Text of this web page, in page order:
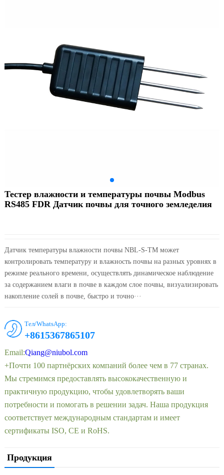
Тестер влажности и температуры почвы Modbus
RS485 FDR Датчик почвы для точного земледелия
Датчик температуры влажности почвы NBL-S-TM может
контролировать температуру и влажность почвы на разных уровнях в
режиме реального времени, осуществлять динамическое наблюдение
за содержанием влаги в почве в каждом слое почвы, визуализировать
накопление солей в почве, быстро и точно···
Тел/WhatsApp:
+8615367865107
Email:Qiang@niubol.com
+Почти 100 партнёрских компаний более чем в 77 странах.
Мы стремимся предоставлять высококачественную и
практичную продукцию, чтобы удовлетворять ваши
потребности и помогать в решении задач. Наша продукция
соответствует международным стандартам и имеет
сертификаты ISO, CE и RoHS.
Продукция